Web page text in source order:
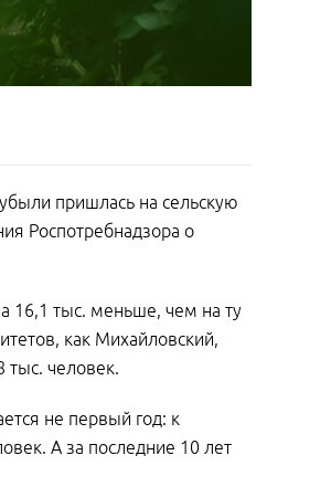
пришлась на сельскую
Роспотребнадзора о
16,1 тыс. меньше, чем на ту
как Михайловский,
тыс. человек.
не первый год: к
А за последние 10 лет